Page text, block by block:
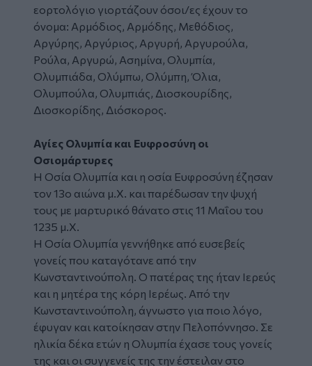
εορτολόγιο γιορτάζουν όσοι/ες έχουν το
όνομα: Αρμόδιος, Αρμόδης, Μεθόδιος,
Αργύρης, Αργύριος, Αργυρή, Αργυρούλα,
Ρούλα, Αργυρώ, Ασημίνα, Ολυμπία,
Ολυμπιάδα, Ολύμπω, Ολύμπη, Όλια,
Ολυμπούλα, Ολυμπιάς, Διοσκουρίδης,
Διοσκορίδης, Διόσκορος.
Αγίες Ολυμπία και Ευφροσύνη οι
Οσιομάρτυρες
Η Οσία Ολυμπία και η οσία Ευφροσύνη έζησαν
τον 13ο αιώνα μ.Χ. και παρέδωσαν την ψυχή
τους με μαρτυρικό θάνατο στις 11 Μαΐου του
1235 μ.Χ.
Η Οσία Ολυμπία γεννήθηκε από ευσεβείς
γονείς που καταγότανε από την
Κωνσταντινούπολη. Ο πατέρας της ήταν Ιερεύς
και η μητέρα της κόρη Ιερέως. Από την
Κωνσταντινούπολη, άγνωστο για ποιο λόγο,
έφυγαν και κατοίκησαν στην Πελοπόννησο. Σε
ηλικία δέκα ετών η Ολυμπία έχασε τους γονείς
της και οι συγγενείς της την έστειλαν στο